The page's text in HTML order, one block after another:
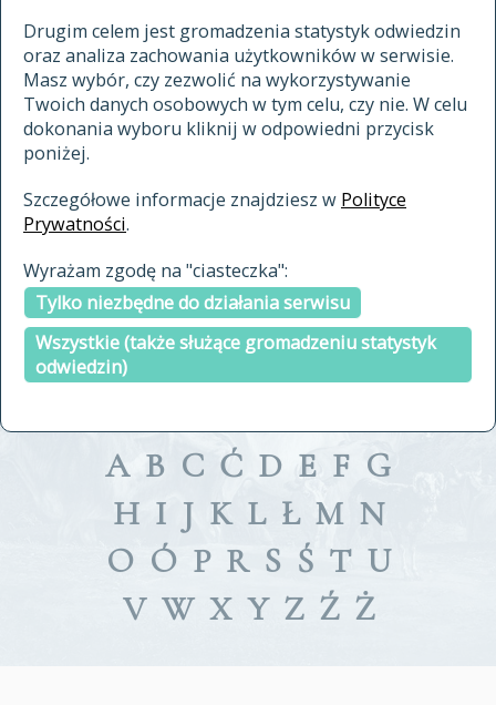
Drugim celem jest gromadzenia statystyk odwiedzin
oraz analiza zachowania użytkowników w serwisie.
Masz wybór, czy zezwolić na wykorzystywanie
Twoich danych osobowych w tym celu, czy nie. W celu
dokonania wyboru kliknij w odpowiedni przycisk
poniżej.
Szczegółowe informacje znajdziesz w Polityce
Prywatności.
Wyrażam zgodę na "ciasteczka":
Tylko niezbędne do działania serwisu
Wszystkie (także służące gromadzeniu statystyk
odwiedzin)
materiały archiwalne
cytowanie
kontakt
indeksie
a fronte
a tergo
A B C Ć D E F G
H I J K L Ł M N
O Ó P R S Ś T U
V W X Y Z Ź Ż